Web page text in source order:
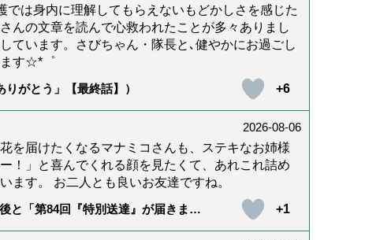
は身内に理解してもらえないもどかしさを感じた
んの文章を読んで心救われたことが多々ありまし
ています。さびちゃん・隊長と､健やかにお過ごし
ます☆*゜
がとう」【最終話】）
+6
2026-08-06
を届けたくなるマナミコさんも、ステキなお姉様
！」と喜んでくれる顔を見たくて、あれこれ詰め
ます。 お二人とも良いお友達ですね。
と「第84回『特別送達』が届きまし
+1